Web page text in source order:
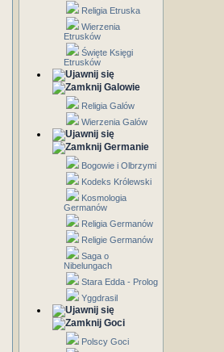
Religia Etruska
Wierzenia
Etrusków
Święte Księgi
Etrusków
Galowie
Religia Galów
Wierzenia Galów
Germanie
Bogowie i Olbrzymi
Kodeks Królewski
Kosmologia
Germanów
Religia Germanów
Religie Germanów
Saga o
Nibelungach
Stara Edda - Prolog
Yggdrasil
Goci
Polscy Goci